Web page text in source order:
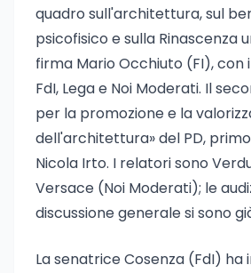
quadro sull'architettura, sul
psicofisico e sulla Rinascenza
firma Mario Occhiuto (FI), con
FdI, Lega e Noi Moderati. Il
per la promozione e la
dell'architettura» del PD,
Nicola Irto. I relatori sono
Versace (Noi Moderati); le
discussione generale si sono
La senatrice Cosenza (FdI)